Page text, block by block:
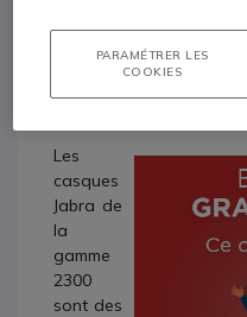
Un casque
conçu pour
Les
casques
Jabra de
la
gamme
2300
sont des
PARAMÉTRER LES
COOKIES